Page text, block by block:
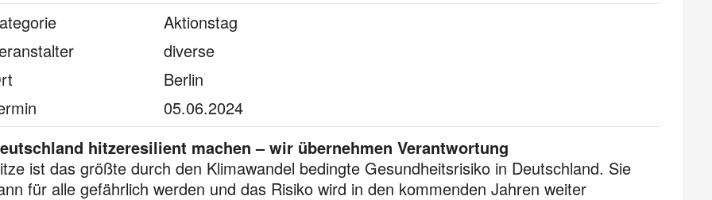
Aktionstag
diverse
Berlin
05.06.2024
hitzeresilient machen – wir übernehmen Verantwortung
ist das größte durch den Klimawandel bedingte Gesundheitsrisiko in Deutschland. Sie
für alle gefährlich werden und das Risiko wird in den kommenden Jahren weiter